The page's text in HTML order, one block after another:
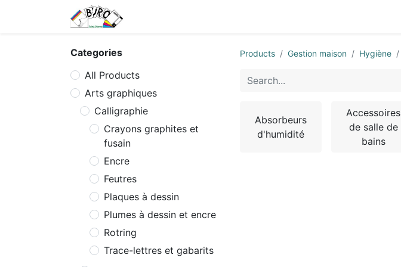
Categories
All Products
Arts graphiques
Calligraphie
Crayons graphites et
fusain
Encre
Feutres
Plaques à dessin
Plumes à dessin et encre
Rotring
Trace-lettres et gabarits
Products Gestion maison Hygiène
Absorbeurs
d'humidité
Accessoires
de salle de
bains